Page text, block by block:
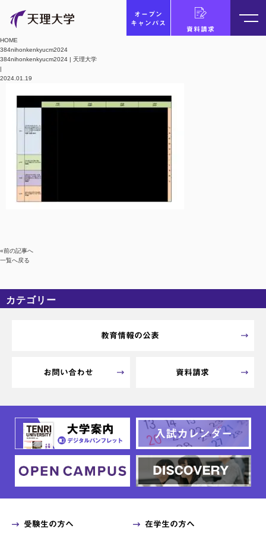
オープン
キャンパス
資料請求
HOME
384nihonkenkyucm2024
384nihonkenkyucm2024 | 天理大学
|
2024.01.19
«前の記事へ
一覧へ戻る
カテゴリー
教育情報の公表
お問い合わせ 資料請求
受験生の方へ 在学生の方へ